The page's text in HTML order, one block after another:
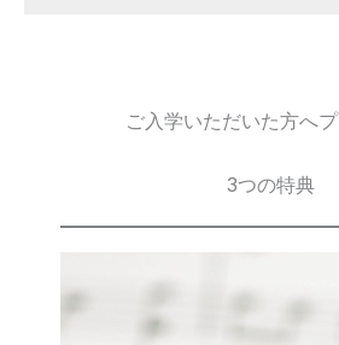
ご入学いただいた方へ
3つの特典